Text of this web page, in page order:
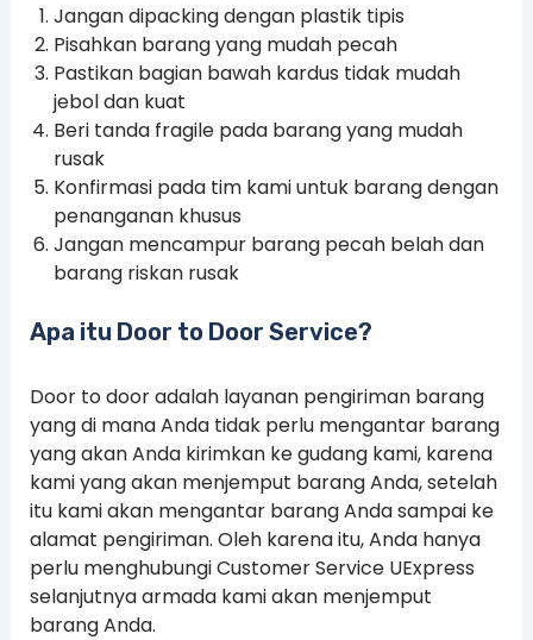
Jangan dipacking dengan plastik tipis
Pisahkan barang yang mudah pecah
Pastikan bagian bawah kardus tidak mudah
jebol dan kuat
Beri tanda fragile pada barang yang mudah
rusak
Konfirmasi pada tim kami untuk barang dengan
penanganan khusus
Jangan mencampur barang pecah belah dan
barang riskan rusak
Apa itu Door to Door Service?
Door to door adalah layanan pengiriman barang
yang di mana Anda tidak perlu mengantar barang
yang akan Anda kirimkan ke gudang kami, karena
kami yang akan menjemput barang Anda, setelah
itu kami akan mengantar barang Anda sampai ke
alamat pengiriman. Oleh karena itu, Anda hanya
perlu menghubungi Customer Service UExpress
selanjutnya armada kami akan menjemput
barang Anda.